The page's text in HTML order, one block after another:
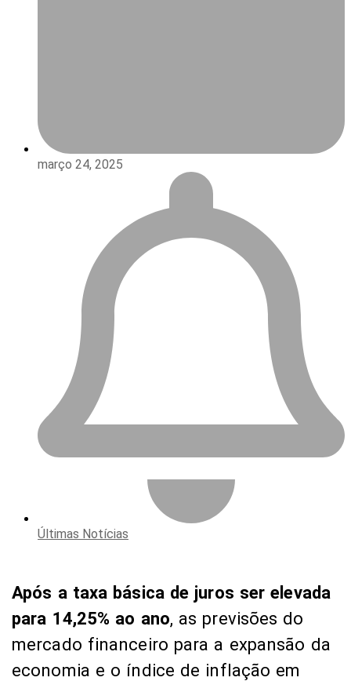
março 24, 2025
Últimas Notícias
Após a taxa básica de juros ser elevada
para 14,25% ao ano, as previsões do
mercado financeiro para a expansão da
economia e o índice de inflação em